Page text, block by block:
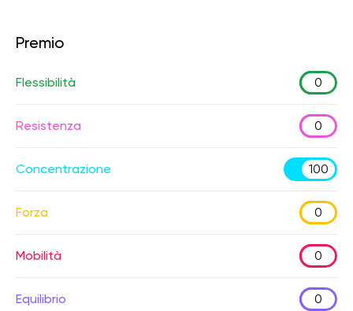
Premio
Flessibilità 0
Resistenza 0
Concentrazione 100
Forza 0
Mobilità 0
Equilibrio 0